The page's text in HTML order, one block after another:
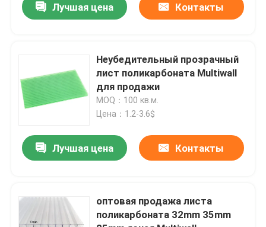
Лучшая цена Контакты
Неубедительный прозрачный
лист поликарбоната Multiwall
для продажи
MOQ：100 кв.м.
Цена：1.2-3.6$
Лучшая цена Контакты
оптовая продажа листа
поликарбоната 32mm 35mm